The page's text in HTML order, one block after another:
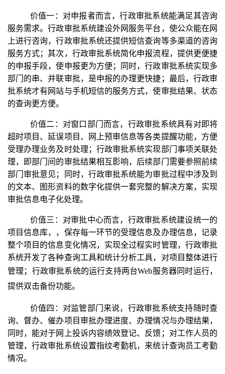
价值一：对申报者而言，行政审批系统能满足其咨询
服务需求。行政审批系统建设外网服务平台，使公众能在网
上进行咨询，行政审批系统还提供短信查询等多渠道的咨询
服务方式；其次，行政审批系统简化申报流程，提供更便捷
的申报手段，使申报更为方便；同时，行政审批系统实现多
部门的串、并联审批，是申报的办理更快捷；最后，行政审
批系统才有网站与手机短信的服务方式，使审批结果、状态
的查询更方便。
价值二：对窗口部门而言，行政审批系统具有对即将
超时项目、延误项目、网上预审信息等各类提醒功能，方便
受理办理业务及时处理；行政审批系统实现部门事项关联处
理，即部门间的审批结果相互影响，后续部门需要参照前续
部门审批意见；同时，行政审批系统能为审批过程中涉及到
的文本、图形资料的数字化提供一套完整的解决方案，实现
审批信息电子化处理。
价值三：对审批中心而言，行政审批系统建设统一的
项目信息库，，保存每一环节的受理信息及办理信息，记录
整个项目的信息变化情况，实现全过程实时管理，行政审批
系统开发了各种查询工具和统计分析工具，对项目整体进行
管理；行政审批系统的运行支持两台Web服务器同时运行，
提供双击备份功能。
价值四：对监管部门来说，行政审批系统支持随时查
询、督办、催办项目审批办理进度、办理情况与办理结果，
同时，能对于网上投诉内容绩效登记、反馈；对工作人员的
管理，行政审批系统设置指纹考勤机，来统计查询员工考勤
情况。